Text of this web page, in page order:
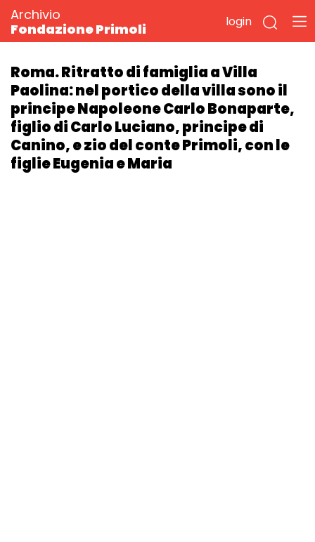
Archivio
Fondazione Primoli
login
Roma. Ritratto di famiglia a Villa
Paolina: nel portico della villa sono il
principe Napoleone Carlo Bonaparte,
figlio di Carlo Luciano, principe di
Canino, e zio del conte Primoli, con le
figlie Eugenia e Maria